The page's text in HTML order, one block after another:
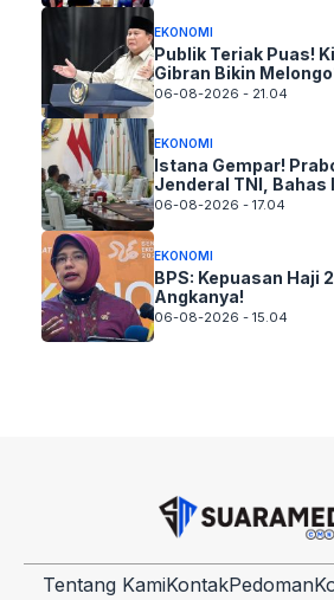
EKONOMI
Publik Teriak Puas!
Gibran Bikin
06-08-2026 - 21.04
EKONOMI
Istana Gempar!
Jenderal TNI, Bahas
06-08-2026 - 17.04
EKONOMI
BPS: Kepuasan Haji
Angkanya!
06-08-2026 - 15.04
Tentang KamiKontakPedoman